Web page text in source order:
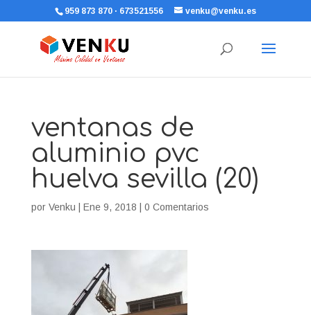
959 873 870 · 673521556 venku@venku.es
ventanas de
aluminio pvc
huelva sevilla (20)
por Venku Ene 9, 2018 0 Comentarios